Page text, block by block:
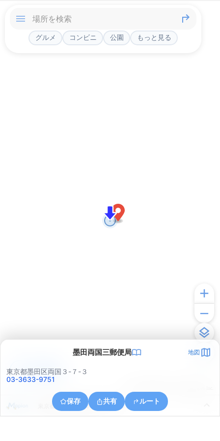
グルメ コンビニ 公園 もっと見る
墨田両国三郵便局 地図
東京都墨田区両国３-７-３
03-3633-9751
保存 共有 ルート
東京都中央区東日本橋１丁目１０
アプリで見る